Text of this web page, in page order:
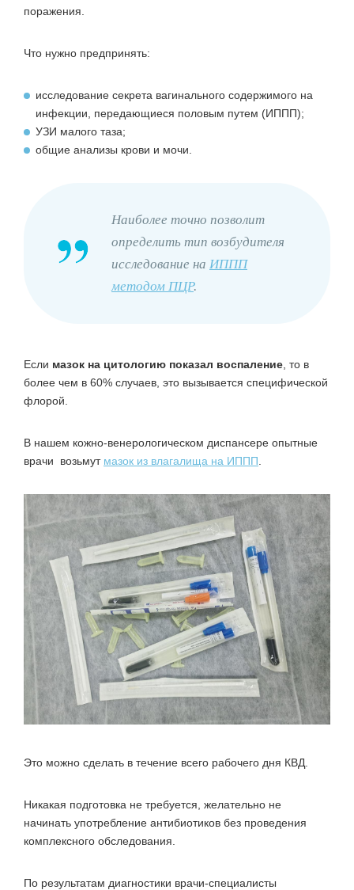
поражения.
Что нужно предпринять:
исследование секрета вагинального содержимого на
инфекции, передающиеся половым путем (ИППП);
УЗИ малого таза;
общие анализы крови и мочи.
Наиболее точно позволит
определить тип возбудителя
исследование на ИППП
методом ПЦР.
Если мазок на цитологию показал воспаление , то в
более чем в 60% случаев, это вызывается специфической
флорой.
В нашем кожно-венерологическом диспансере опытные
врачи возьмут мазок из влагалища на ИППП
Это можно сделать в течение всего рабочего дня КВД.
Никакая подготовка не требуется, желательно не
начинать употребление антибиотиков без проведения
комплексного обследования.
По результатам диагностики врачи-специалисты